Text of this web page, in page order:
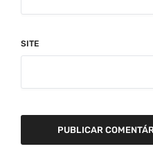
SITE